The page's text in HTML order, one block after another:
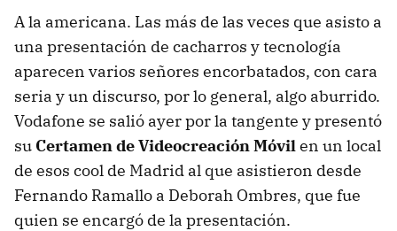
A la americana. Las más de las veces que asisto a
una presentación de cacharros y tecnología
aparecen varios señores encorbatados, con cara
seria y un discurso, por lo general, algo aburrido.
Vodafone se salió ayer por la tangente y presentó
su Certamen de Videocreación Móvilen un local
de esos cool de Madrid al que asistieron desde
Fernando Ramallo a Deborah Ombres, que fue
quien se encargó de la presentación.